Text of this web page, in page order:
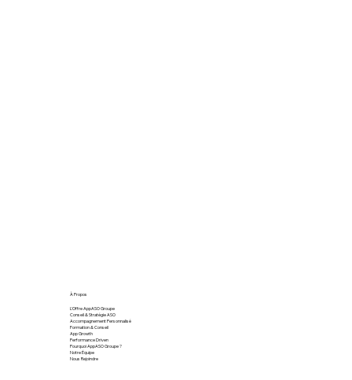
À Propos
L'Offre AppASO Groupe
Conseil & Stratégie ASO
Accompagnement Personnalisé
Formation & Conseil
App Growth
Performance Driven
Pourquoi AppASO Groupe ?
Notre Équipe
Nous Rejoindre